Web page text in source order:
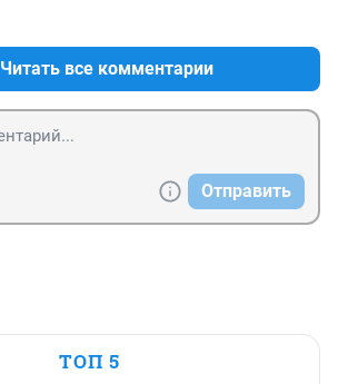
Читать все комментарии
Отправить
ТОП 5